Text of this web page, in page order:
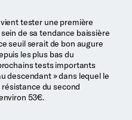
tester une première
de sa tendance baissière
seuil serait de bon augure
les plus bas du
tests importants
descendant » dans lequel le
du second
53€.